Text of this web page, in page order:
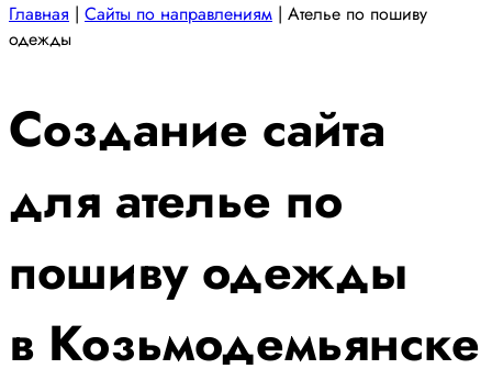
Главная | Сайты по направлениям | Ателье по пошиву
одежды
Создание сайта
для ателье по
пошиву одежды
в Козьмодемьянске